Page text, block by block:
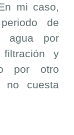
mi caso,
de
agua por
y
por otro
no cuesta